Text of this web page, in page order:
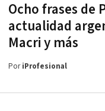
Ocho frases de
actualidad
Macri y más
PoriProfesional